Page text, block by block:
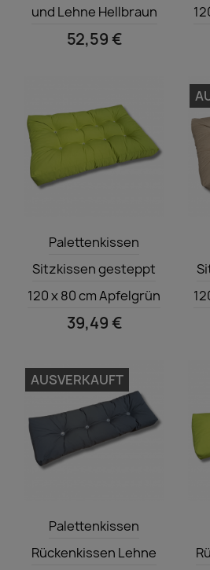
und Lehne Hellbraun
52,59 €

Palettenkissen
Sitzkissen gesteppt
120 x 80 cm Apfelgrün
39,49 €
 Vorschau
Palettenkissen
Rückenkissen Lehne
AUSVERKAUFT